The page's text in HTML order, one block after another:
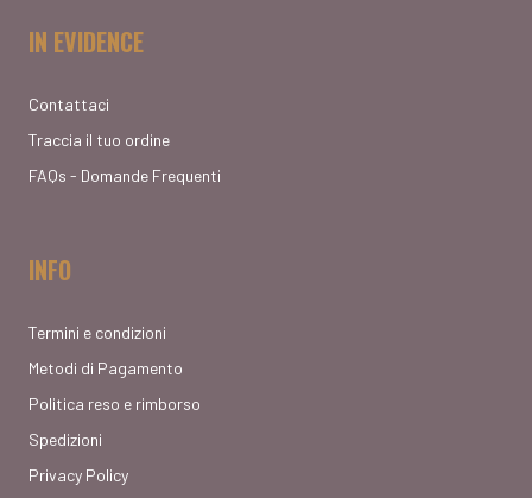
IN EVIDENCE
Contattaci
Traccia il tuo ordine
FAQs - Domande Frequenti
INFO
Termini e condizioni
Metodi di Pagamento
Politica reso e rimborso
Spedizioni
Privacy Policy